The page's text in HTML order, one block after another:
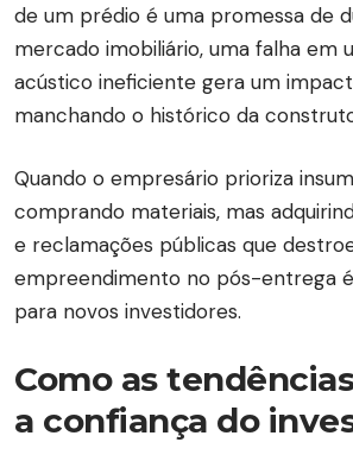
de um prédio é uma promessa de
mercado imobiliário, uma falha em
acústico ineficiente gera um
manchando o histórico da
Quando o empresário prioriza
comprando materiais, mas
e reclamações públicas que
empreendimento no pós-entrega
para novos investidores.
Como as
a confiança do